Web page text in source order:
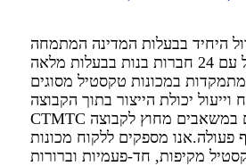
היחיד בבעלות המדינה המתמחה
בתעשיית הטקסטיל עם 24 חברות בנות בבעלות מלאה
במכונות טקסטיל מסוגים
וייעול יכולת הייצור בתוך הקבוצה,
CTMTC עושה שימוש גם במשאבים מחוץ לקבוצה
פעולה.אנו מספקים ללקוח מכונות